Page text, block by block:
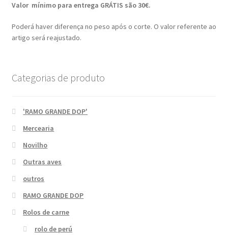
Valor mínimo para entrega GRÁTIS são 30€.
Poderá haver diferença no peso após o corte. O valor referente ao
artigo será reajustado.
Categorias de produto
'RAMO GRANDE DOP'
Mercearia
Novilho
Outras aves
outros
RAMO GRANDE DOP
Rolos de carne
rolo de perú